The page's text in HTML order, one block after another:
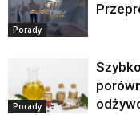
Porady
Porady